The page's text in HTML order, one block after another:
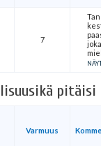
7
pitäisi
Varmuus